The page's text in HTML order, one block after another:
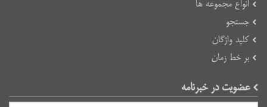
انواع مجموعه ها
جستجو
کلید واژگان
بر خط زمان
عضویت در خبرنامه